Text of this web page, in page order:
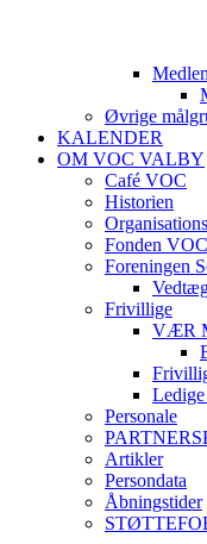
Øvrige
KALENDER
OM VOC VALBY
Café VOC
Historien
Fonden
Foreningen
Frivillige
VÆR
Personale
Artikler
Persondata
Åbningstider